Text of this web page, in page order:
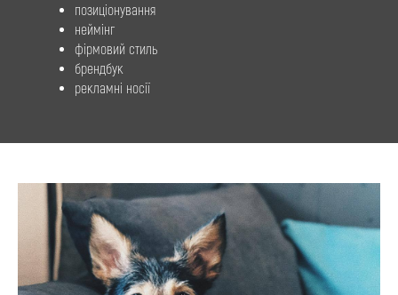
позиціонування
неймінг
фірмовий стиль
брендбук
рекламні носії